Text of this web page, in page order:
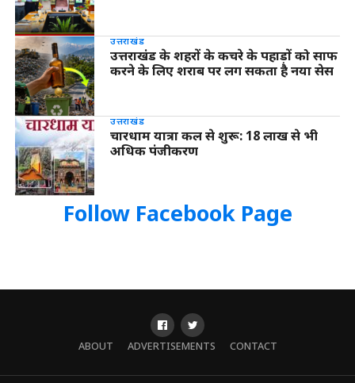
उत्तराखंड
उत्तराखंड के शहरों के कचरे के पहाड़ों को साफ
करने के लिए शराब पर लग सकता है नया सेस
उत्तराखंड
चारधाम यात्रा कल से शुरू: 18 लाख से भी
अधिक पंजीकरण
Follow Facebook Page
ABOUT ADVERTISEMENTS CONTACT